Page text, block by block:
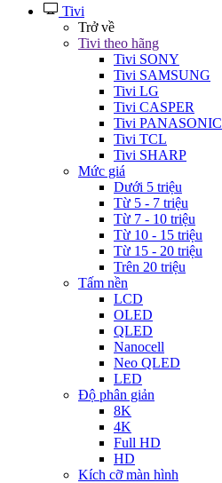
Tivi
Trở về
Tivi theo hãng
Tivi SONY
Tivi SAMSUNG
Tivi LG
Tivi CASPER
Tivi PANASONIC
Tivi TCL
Tivi SHARP
Mức giá
Dưới 5 triệu
Từ 5 - 7 triệu
Từ 7 - 10 triệu
Từ 10 - 15 triệu
Từ 15 - 20 triệu
Trên 20 triệu
Tấm nền
LCD
OLED
QLED
Nanocell
Neo QLED
LED
Độ phân giản
8K
4K
Full HD
HD
Kích cỡ màn hình